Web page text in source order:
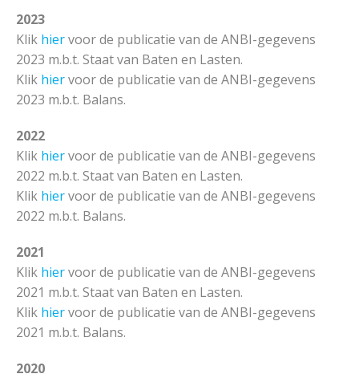
2023
Klik hiervoor de publicatie van de ANBI-gegevens
2023 m.b.t. Staat van Baten en Lasten.
Klik hiervoor de publicatie van de ANBI-gegevens
2023 m.b.t. Balans.
2022
Klik hiervoor de publicatie van de ANBI-gegevens
2022 m.b.t. Staat van Baten en Lasten.
Klik hiervoor de publicatie van de ANBI-gegevens
2022 m.b.t. Balans.
2021
Klik hiervoor de publicatie van de ANBI-gegevens
2021 m.b.t. Staat van Baten en Lasten.
Klik hiervoor de publicatie van de ANBI-gegevens
2021 m.b.t. Balans.
2020